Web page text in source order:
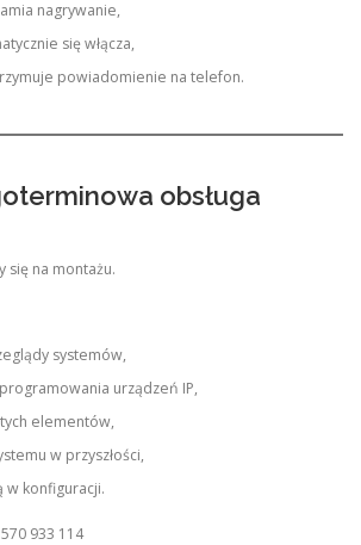
nagrywanie,
się włącza,
powiadomienie na telefon.
obsługa
się na montażu.
systemów,
urządzeń IP,
elementów,
w przyszłości,
w konfiguracji.
933 114